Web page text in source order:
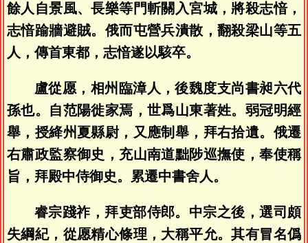
餘人自景風、長樂等門斬關入宮城，將殺志愔，
志愔踰牆避賊。俄而屯營兵潰散，翻殺梁山等五
人，傳首東都，志愔遂以駭卒。
盧從愿，相州臨漳人，後魏度支尚書昶六代
孫也。自范陽徙家焉，世爲山東著姓。弱冠明經
舉，授絳州夏縣尉，又應制舉，拜右拾遺。俄遷
右肅政監察御史，充山南道黜陟巡撫使，奉使稱
旨，拜殿中侍御史。累遷中書舍人。
睿宗踐祚，拜吏部侍郎。中宗之後，選司頗
失綱紀，從愿精心條理，大稱平允。其有冒名僞